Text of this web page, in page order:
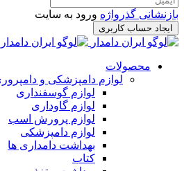
بازنشانی گذرواژه ورود به سایت
ایجاد حساب کاربری
محصولات
لوازم دامپزشکی و
لوازم گوسفنداری
لوازم گاوداری
لوازم پرورش اسب
لوازم دامپزشکی
بهداشت دامداری ها
کتاب